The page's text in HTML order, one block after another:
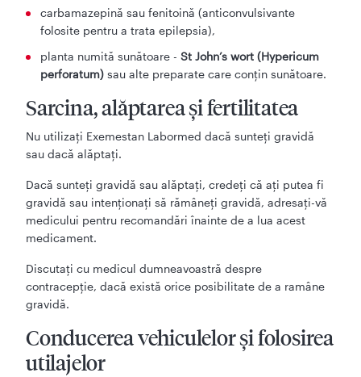
carbamazepină sau fenitoină (anticonvulsivante
folosite pentru a trata epilepsia),
planta numită sunătoare -St John’s wort (Hypericum
perforatum) sau alte preparate care conţin sunătoare.
Sarcina, alăptarea și fertilitatea
Nu utilizaţi Exemestan Labormed dacă sunteţi gravidă
sau dacă alăptaţi.
Dacă sunteţi gravidă sau alăptați, credeţi că aţi putea fi
gravidă sau intenţionaţi să rămâneţi gravidă, adresaţi-vă
medicului pentru recomandări înainte de a lua acest
medicament.
Discutaţi cu medicul dumneavoastră despre
contracepţie, dacă există orice posibilitate de a ramâne
gravidă.
Conducerea vehiculelor și folosirea
utilajelor